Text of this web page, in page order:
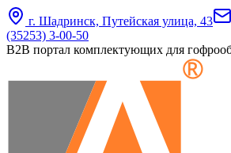
г. Шадринск, Путейская улица, 43
(35253) 3-00-50
B2B портал комплектующих для